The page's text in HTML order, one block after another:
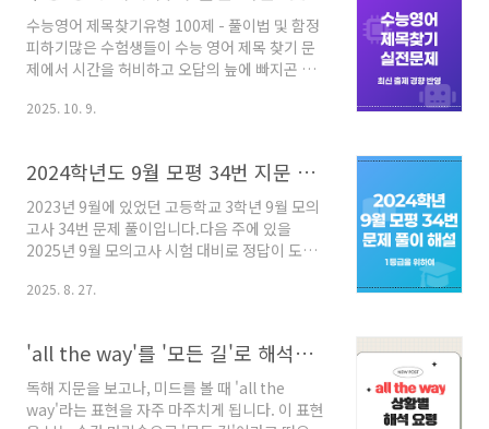
론 정복은 결코 꿈이 아닙니다.가장 중요한 기본
원칙: 글의 주제와 핵심어를 찾아라!빈칸의 위치
와 상관없이 모든 빈칸추론 문제의 핵심은 글의
주제(Main Idea)와 핵심어(Keyword)를 찾는
것입니다. 빈칸에 들어갈 말은 결국 주제를 다른
수능영어 제목찾기유형 100제 - 풀이법 및 함정
피하기많은 수험생들이 수능 영어 제목 찾기 문
제에서 시간을 허비하고 오답의 늪에 빠지곤 합
지를 보면 헷갈리기 일쑤죠. 이 유형은 글의 핵심
만 몇 가지 기본적인 원칙만 알면, 더 이상 '감'으
로 풀지 않고 꾸준히 정답률을 높일 수 있습니다.
정답률 뚝 떨어뜨리는 4가지 함정, 당신도 혹시?
수능 영어 제목 찾기 문제에는 매력적인 오답들
이 곳곳에 숨어 있습니다. 출제자들이 자주 사용
하는 함정을 미리 알고 피하는 것이 중요합니다.
에..
2025. 10. 9.
2024학년도 9월 모평 34번 지문 문제 풀이 해설 (고3)
2023년 9월에 있었던 고등학교 3학년 9월 모의
고사 34번 문제 풀이입니다.다음 주에 있을
2025년 9월 모의고사 시험 대비로 정답이 도출
문제 원문다음 빈칸에 들어갈 말로 가장 적절한
While painters have always lifted
particular places out of their ‘dwelling’
and transported them elsewhere,
paintings were time-consuming to
2025. 8. 27.
'all the way'를 '모든 길'로 해석하는 분은 지금 바로 들어오세요
독해 지문을 보고나, 미드를 볼 때 'all the
way'라는 표현을 자주 마주치게 됩니다. 이 표현